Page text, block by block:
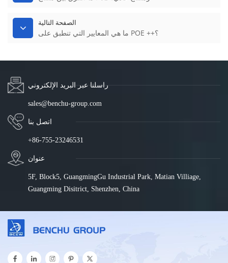
الصفحة التالية
ما هي المعايير التي تنطبق على POE ++؟
راسلنا عبر البريد الإلكتروني
sales@benchu-group.com
اتصل بنا
+86-755-23246531
عنوان
5F, Block5, GuangmingGu Industrial Park, Matian Villiage,
Guangming Disitrict, Shenzhen, China